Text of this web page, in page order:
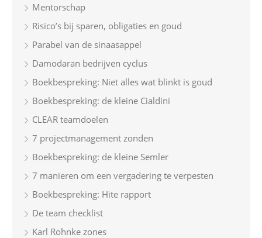
Mentorschap
Risico’s bij sparen, obligaties en goud
Parabel van de sinaasappel
Damodaran bedrijven cyclus
Boekbespreking: Niet alles wat blinkt is goud
Boekbespreking: de kleine Cialdini
CLEAR teamdoelen
7 projectmanagement zonden
Boekbespreking: de kleine Semler
7 manieren om een vergadering te verpesten
Boekbespreking: Hite rapport
De team checklist
Karl Rohnke zones